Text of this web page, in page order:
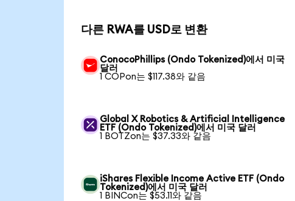
다른 RWA를 USD로 변환
ConocoPhillips (Ondo Tokenized)에서 미국
달러
1 COPon는 $117.38와 같음
Global X Robotics & Artificial Intelligence
ETF (Ondo Tokenized)에서 미국 달러
1 BOTZon는 $37.33와 같음
iShares Flexible Income Active ETF (Ondo
Tokenized)에서 미국 달러
1 BINCon는 $53.11와 같음